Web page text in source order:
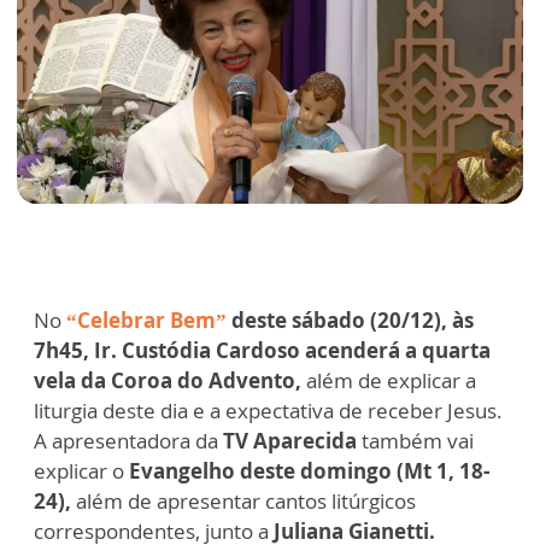
No“Celebrar Bem” deste sábado (20/12), às
7h45, Ir. Custódia Cardoso acenderá a quarta
vela da Coroa do Advento, além de explicar a
liturgia deste dia e a expectativa de receber Jesus.
A apresentadora da TV Aparecida também vai
explicar o Evangelho deste domingo (Mt 1, 18-
24), além de apresentar cantos litúrgicos
correspondentes, junto a Juliana Gianetti.